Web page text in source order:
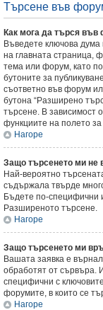
Търсене във
Как мога да търся
Въведете ключова дума
на главната страница,
тема или форум, като
бутоните за
съответно във форум
бутона “Разширено
търсене. В зависимост
функциите на полето
Нагоре
Защо търсенето ми не
Най-вероятно
съдържала твърде
Бъдете по-специфични
Разширеното търсене.
Нагоре
Защо търсенето ми
Вашата заявка е
обработят от сървъра.
специфични с
форумите, в които се
Нагоре